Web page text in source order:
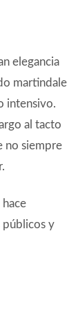
elegancia
martindale
intensivo.
al tacto
no siempre
hace
públicos y